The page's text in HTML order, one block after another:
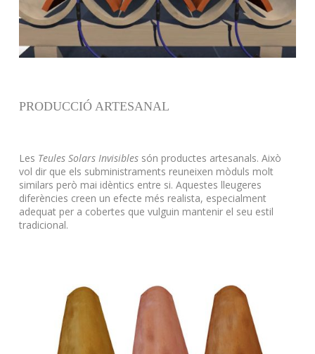
PRODUCCIÓ ARTESANAL
Les Teules Solars Invisiblessón productes artesanals. Això
vol dir que els subministraments reuneixen mòduls molt
similars però mai idèntics entre si. Aquestes lleugeres
diferències creen un efecte més realista, especialment
adequat per a cobertes que vulguin mantenir el seu estil
tradicional.